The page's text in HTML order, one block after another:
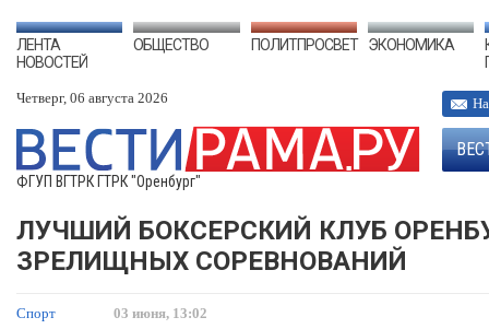
ЛЕНТА
НОВОСТЕЙ
ОБЩЕСТВО ПОЛИТПРОСВЕТ ЭКОНОМИКА
Четверг, 06 августа 2026
ФГУП ВГТРК ГТРК "Оренбург"
ЛУЧШИЙ БОКСЕРСКИЙ КЛУБ
ЗРЕЛИЩНЫХ СОРЕВНОВАНИЙ
Спорт 03 июня, 13:02